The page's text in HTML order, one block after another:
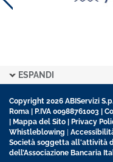
ESPANDI
Copyright 2026 ABIServizi
Roma | P.IVA 00988761003 |
Mappa del Sito Privacy
Whistleblowing
Società soggetta all'attività
dell’Associazione Bancaria